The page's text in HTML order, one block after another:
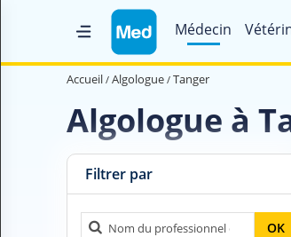
Médecin
Accueil
Magazine Médical
Nous contacter
Accueil Algologue Tanger
Algologue à
Filtrer par
OK